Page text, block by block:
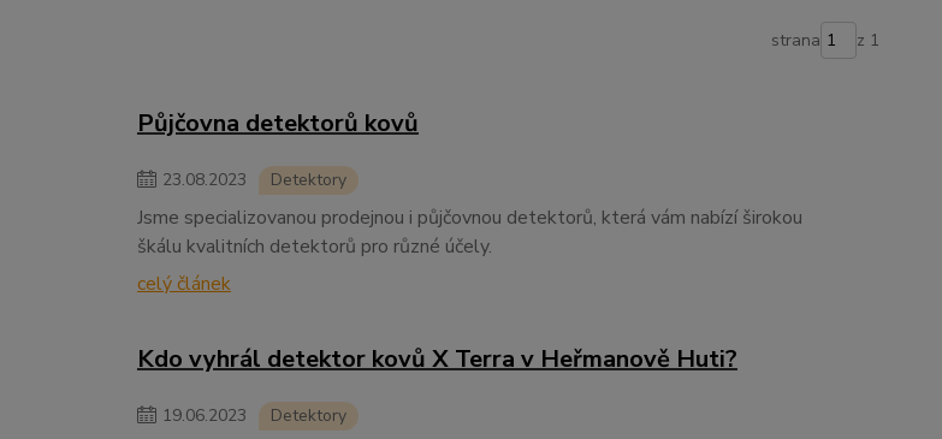
strana z 1
Půjčovna detektorů kovů
23.08.2023 Detektory
Jsme specializovanou prodejnou i půjčovnou detektorů, která vám nabízí širokou
škálu kvalitních detektorů pro různé účely.
celý článek
Kdo vyhrál detektor kovů X Terra v Heřmanově Huti?
19.06.2023 Detektory